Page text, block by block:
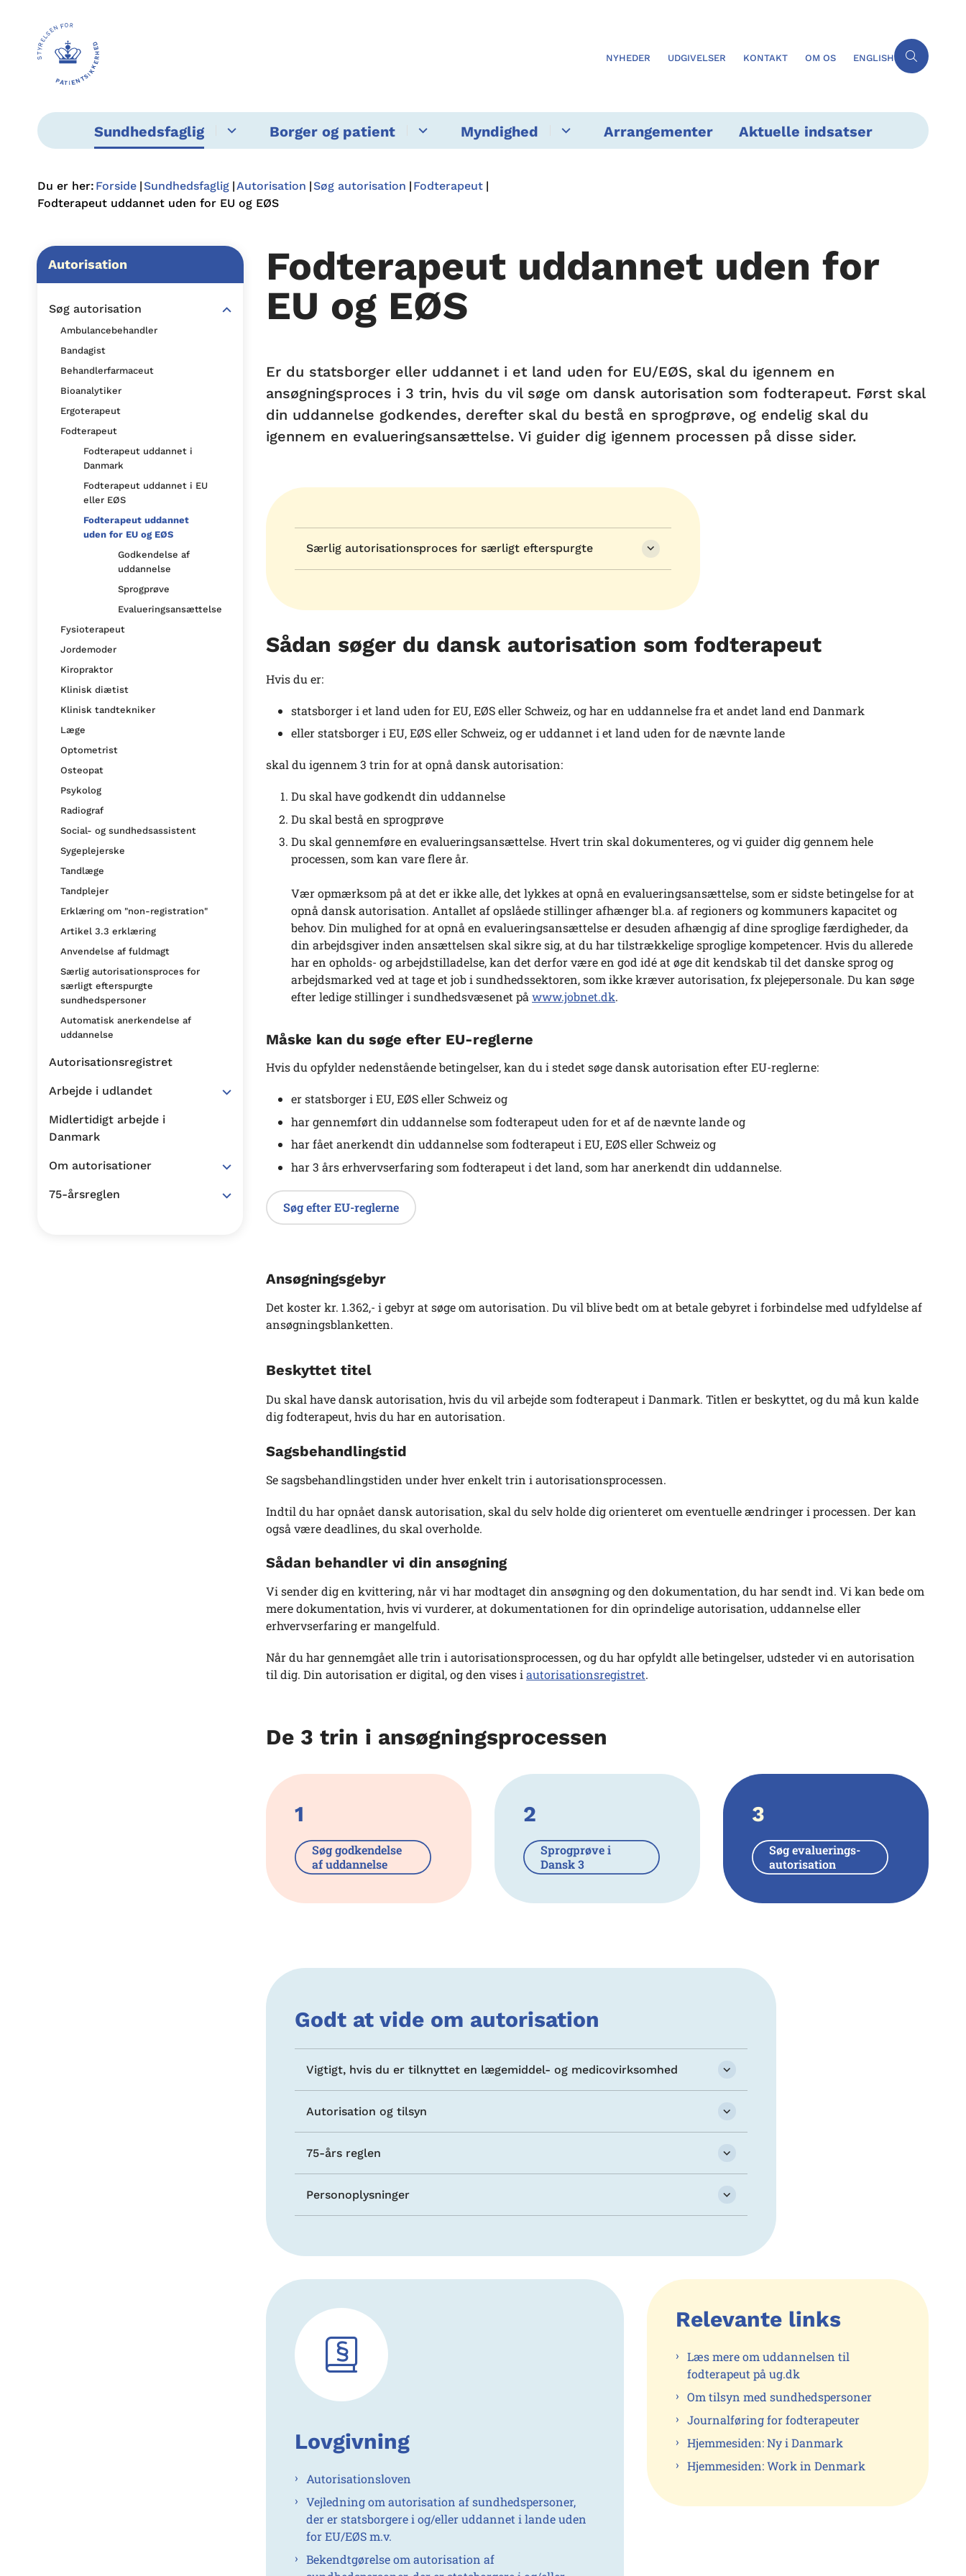
NYHEDER UDGIVELSER KONTAKT OM OS ENGLISH
Sundhedsfaglig Borger og patient Myndighed Arrangementer Aktuelle indsatser
Du er her: Forside Sundhedsfaglig Autorisation Søg autorisation
Fodterapeut
Fodterapeut uddannet uden for EU og EØS
Autorisation
Søg autorisation
Ambulancebehandler
Bandagist
Behandlerfarmaceut
Bioanalytiker
Ergoterapeut
Fodterapeut
Fodterapeut uddannet i
Danmark
Fodterapeut uddannet i EU
eller EØS
Fodterapeut uddannet
uden for EU og EØS
Godkendelse af
uddannelse
Sprogprøve
Evalueringsansættelse
Fysioterapeut
Jordemoder
Kiropraktor
Klinisk diætist
Klinisk tandtekniker
Læge
Optometrist
Osteopat
Psykolog
Radiograf
Social- og sundhedsassistent
Sygeplejerske
Tandlæge
Tandplejer
Erklæring om "non-registration"
Artikel 3.3 erklæring
Anvendelse af fuldmagt
Særlig autorisationsproces for
særligt efterspurgte
sundhedspersoner
Automatisk anerkendelse af
uddannelse
Autorisationsregistret
Arbejde i udlandet
Midlertidigt arbejde i
Danmark
Om autorisationer
75-årsreglen
Fodterapeut uddannet uden for
EU og EØS
Er du statsborger eller uddannet i et land uden for EU/EØS, skal du igennem en
ansøgningsproces i 3 trin, hvis du vil søge om dansk autorisation som fodterapeut. Først skal
din uddannelse godkendes, derefter skal du bestå en sprogprøve, og endelig skal du
igennem en evalueringsansættelse. Vi guider dig igennem processen på disse sider.
Særlig autorisationsproces for særligt efterspurgte
Sådan søger du dansk autorisation som fodterapeut
Hvis du er:
statsborger i et land uden for EU, EØS eller Schweiz, og har en uddannelse fra et andet land end Danmark
eller statsborger i EU, EØS eller Schweiz, og er uddannet i et land uden for de nævnte lande
skal du igennem 3 trin for at opnå dansk autorisation:
Du skal have godkendt din uddannelse
Du skal bestå en sprogprøve
Du skal gennemføre en evalueringsansættelse. Hvert trin skal dokumenteres, og vi guider dig gennem hele
processen, som kan vare flere år.
Vær opmærksom på at det er ikke alle, det lykkes at opnå en evalueringsansættelse, som er sidste betingelse for at
opnå dansk autorisation. Antallet af opslåede stillinger afhænger bl.a. af regioners og kommuners kapacitet og
behov. Din mulighed for at opnå en evalueringsansættelse er desuden afhængig af dine sproglige færdigheder, da
din arbejdsgiver inden ansættelsen skal sikre sig, at du har tilstrækkelige sproglige kompetencer. Hvis du allerede
har en opholds- og arbejdstilladelse, kan det derfor være en god idé at øge dit kendskab til det danske sprog og
arbejdsmarked ved at tage et job i sundhedssektoren, som ikke kræver autorisation, fx plejepersonale. Du kan søge
efter ledige stillinger i sundhedsvæsenet påwww.jobnet.dk.
Måske kan du søge efter EU-reglerne
Hvis du opfylder nedenstående betingelser, kan du i stedet søge dansk autorisation efter EU-reglerne:
er statsborger iEU, EØS eller Schweizog
har gennemført din uddannelse som fodterapeut uden for et af de nævnte lande og
har fået anerkendt din uddannelse som fodterapeut iEU, EØS eller Schweizog
har 3 års erhvervserfaring som fodterapeut i det land, som har anerkendt din uddannelse.
Søg efter EU-reglerne
Ansøgningsgebyr
Det koster kr. 1.362,- i gebyr at søge om autorisation. Du vil blive bedt om at betale gebyret i forbindelse med udfyldelse af
ansøgningsblanketten.
Beskyttet titel
Du skal have dansk autorisation, hvis du vil arbejde som fodterapeut i Danmark. Titlen er beskyttet, og du må kun kalde
dig fodterapeut, hvis du har en autorisation.
Sagsbehandlingstid
Se sagsbehandlingstiden under hver enkelt trin i autorisationsprocessen.
Indtil du har opnået dansk autorisation, skal du selv holde dig orienteret om eventuelle ændringer i processen. Der kan
også være deadlines, du skal overholde.
Sådan behandler vi din ansøgning
Vi sender dig en kvittering, når vi har modtaget din ansøgning og den dokumentation, du har sendt ind. Vi kan bede om
mere dokumentation, hvis vi vurderer, at dokumentationen for din oprindelige autorisation, uddannelse eller
erhvervserfaring er mangelfuld.
Når du har gennemgået alle trin i autorisationsprocessen, og du har opfyldt alle betingelser, udsteder vi en autorisation
til dig. Din autorisation er digital, og den vises i autorisationsregistret.
De 3 trin i ansøgningsprocessen
1
Søg godkendelse
af uddannelse
2
Sprogprøve i
Dansk 3
3
Søg evaluerings-
autorisation
Godt at vide om autorisation
Vigtigt, hvis du er tilknyttet en lægemiddel- og medicovirksomhed
Autorisation og tilsyn
75-års reglen
Personoplysninger
Lovgivning
Autorisationsloven
Vejledning om autorisation af sundhedspersoner,
der er statsborgere i og/eller uddannet i lande uden
for EU/EØS m.v.
Bekendtgørelse om autorisation af
Relevante links
Læs mere om uddannelsen til
fodterapeut på ug.dk
Om tilsyn med sundhedspersoner
Journalføring for fodterapeuter
Hjemmesiden: Ny i Danmark
Hjemmesiden: Work in Denmark